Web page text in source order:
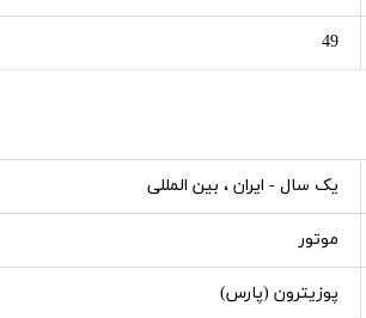
49
یک سال - ایران ، بین المللی
موتور
پوزیترون (پارس)